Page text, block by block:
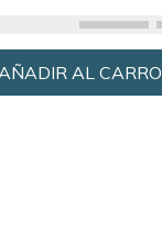
AÑADIR AL CARRO